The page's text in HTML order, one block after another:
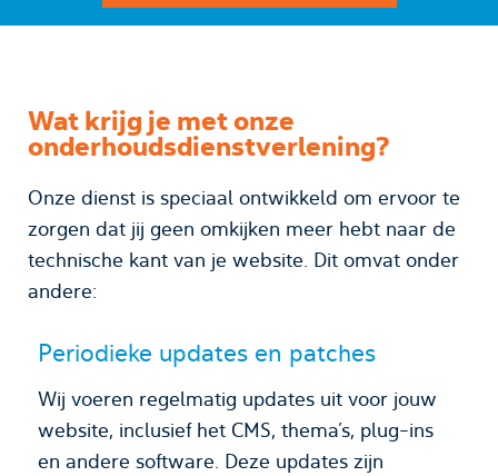
Wat krijg je met onze
onderhoudsdienstverlening?
Onze dienst is speciaal ontwikkeld om ervoor te
zorgen dat jij geen omkijken meer hebt naar de
technische kant van je website. Dit omvat onder
andere:
Periodieke updates en patches
Wij voeren regelmatig updates uit voor jouw
website, inclusief het CMS, thema’s, plug-ins
en andere software. Deze updates zijn